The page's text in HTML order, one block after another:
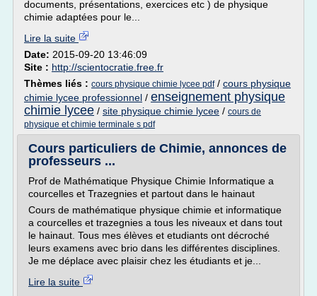
documents, présentations, exercices etc ) de physique
chimie adaptées pour le...
Lire la suite
Date: 2015-09-20 13:46:09
Site : http://scientocratie.free.fr
Thèmes liés : cours physique chimie lycee pdf/ cours physique
chimie lycee professionnel / enseignement physique
chimie lycee / site physique chimie lycee / cours de
physique et chimie terminale s pdf
Cours particuliers de Chimie, annonces de
professeurs ...
Prof de Mathématique Physique Chimie Informatique a
courcelles et Trazegnies et partout dans le hainaut
Cours de mathématique physique chimie et informatique
a courcelles et trazegnies a tous les niveaux et dans tout
le hainaut. Tous mes élèves et etudiants ont décroché
leurs examens avec brio dans les différentes disciplines.
Je me déplace avec plaisir chez les étudiants et je...
Lire la suite